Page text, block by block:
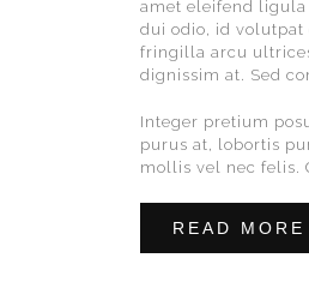
amet eleifend
dui odio, id volutpat
fringilla arcu
dignissim at. Sed
Integer pretium
purus at, lobortis
mollis vel nec felis.
READ MORE